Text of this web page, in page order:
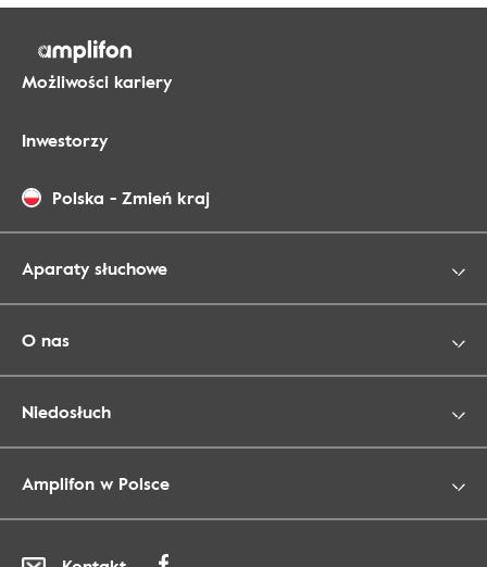
Możliwości kariery
Inwestorzy
Polska - Zmień kraj
Aparaty słuchowe
O nas
Niedosłuch
Amplifon w Polsce